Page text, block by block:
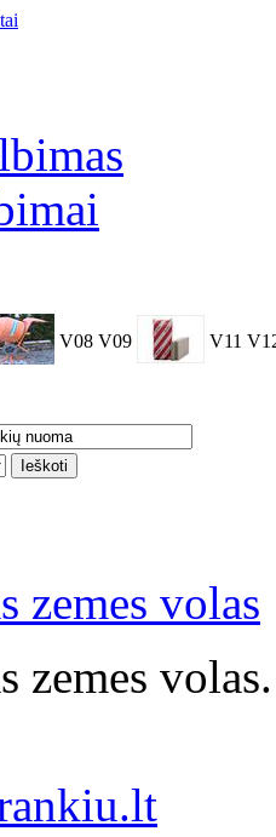
V08 V09 V11
zemes volas
zemes